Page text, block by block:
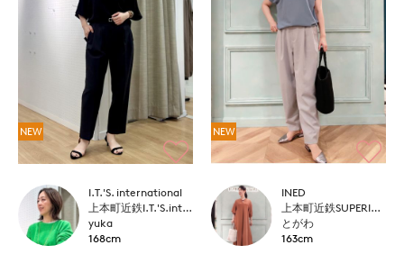
NEW
I.T.'S. international
上本町近鉄I.T.'S.international
yuka
168cm
NEW
INED
上本町近鉄SUPERIORCLOSET
とがわ
163cm